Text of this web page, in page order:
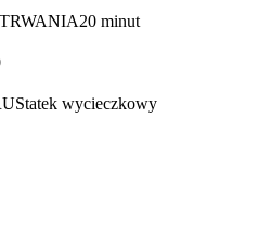
20 minut
Statek wycieczkowy